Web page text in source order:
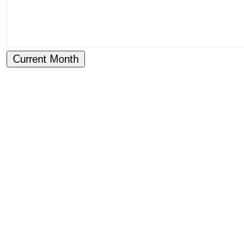
Current Month